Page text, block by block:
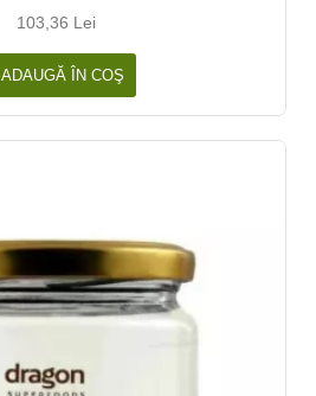
103,36 Lei
ADAUGĂ ÎN COŞ